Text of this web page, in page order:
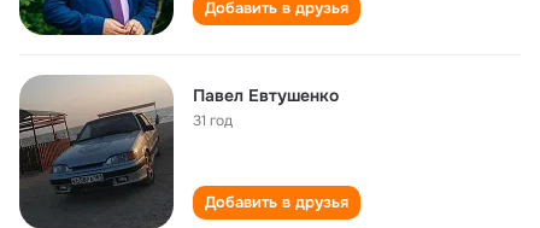
Добавить в друзья
Павел Евтушенко
31 год
Добавить в друзья